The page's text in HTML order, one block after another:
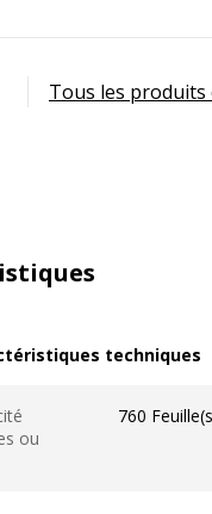
Tous les produits
techniques
ou
760